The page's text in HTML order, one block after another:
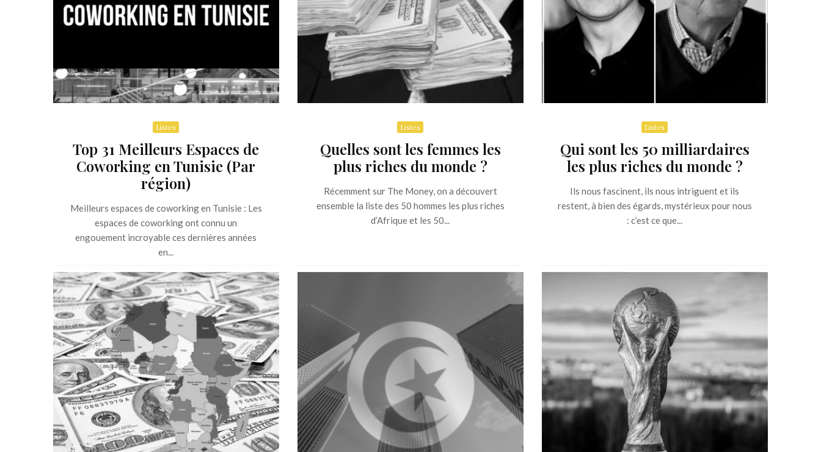
Listes
Top 31 Meilleurs Espaces de
Coworking en Tunisie (Par
région)
Meilleurs espaces de coworking en Tunisie : Les
espaces de coworking ont connu un
engouement incroyable ces dernières années
en...
Listes
Quelles sont les femmes les
plus riches du monde ?
Récemment sur The Money, on a découvert
ensemble la liste des 50 hommes les plus riches
d’Afrique et les 50...
Listes
Qui sont les 50 milliardaires
les plus riches du monde ?
Ils nous fascinent, ils nous intriguent et ils
restent, à bien des égards, mystérieux pour nous
: c’est ce que...